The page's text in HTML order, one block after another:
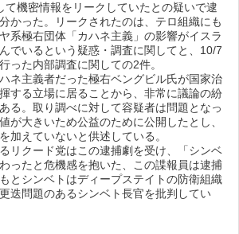
て機密情報をリークしていたとの疑いで逮
かった。リークされたのは、テロ組織にも
系極右団体「カハネ主義」の影響がイスラ
でいるという疑惑・調査に関してと、10/7
った内部調査に関しての2件。
ネ主義者だった極右ベングビル氏が国家治
する立場に居ることから、非常に議論の紛
る。取り調べに対して容疑者は問題となっ
が大きいため公益のために公開したとし、
加えていないと供述している。
リクード党はこの逮捕劇を受け、「シンベ
ったと危機感を抱いた、この諜報員は逮捕
とシンベトはディープステイトの防衛組織
迭問題のあるシンベト長官を批判してい